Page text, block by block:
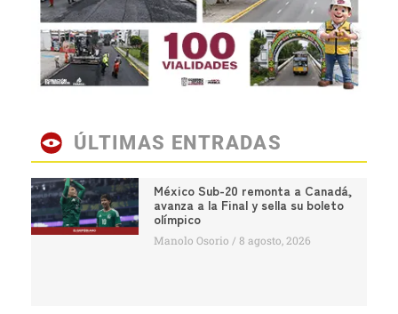
ÚLTIMAS ENTRADAS
México Sub-20 remonta a Canadá,
avanza a la Final y sella su boleto
olímpico
Manolo Osorio 8 agosto, 2026